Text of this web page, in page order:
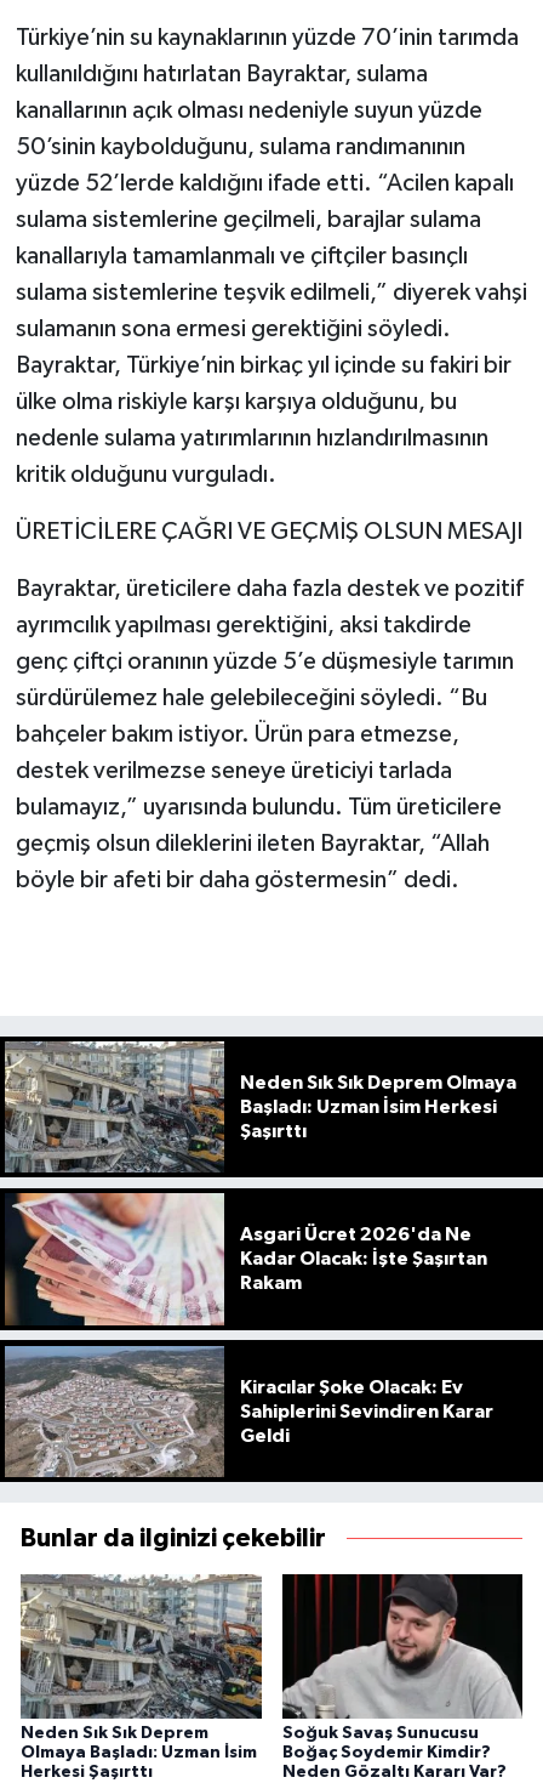
Türkiye’nin su kaynaklarının yüzde 70’inin tarımda
kullanıldığını hatırlatan Bayraktar, sulama
kanallarının açık olması nedeniyle suyun yüzde
50’sinin kaybolduğunu, sulama randımanının
yüzde 52’lerde kaldığını ifade etti. “Acilen kapalı
sulama sistemlerine geçilmeli, barajlar sulama
kanallarıyla tamamlanmalı ve çiftçiler basınçlı
sulama sistemlerine teşvik edilmeli,” diyerek vahşi
sulamanın sona ermesi gerektiğini söyledi.
Bayraktar, Türkiye’nin birkaç yıl içinde su fakiri bir
ülke olma riskiyle karşı karşıya olduğunu, bu
nedenle sulama yatırımlarının hızlandırılmasının
kritik olduğunu vurguladı.
ÜRETİCİLERE ÇAĞRI VE GEÇMİŞ OLSUN MESAJI
Bayraktar, üreticilere daha fazla destek ve pozitif
ayrımcılık yapılması gerektiğini, aksi takdirde
genç çiftçi oranının yüzde 5’e düşmesiyle tarımın
sürdürülemez hale gelebileceğini söyledi. “Bu
bahçeler bakım istiyor. Ürün para etmezse,
destek verilmezse seneye üreticiyi tarlada
bulamayız,” uyarısında bulundu. Tüm üreticilere
geçmiş olsun dileklerini ileten Bayraktar, “Allah
böyle bir afeti bir daha göstermesin” dedi.
Neden Sık Sık Deprem Olmaya
Başladı: Uzman İsim Herkesi
Şaşırttı
Asgari Ücret 2026'da Ne
Kadar Olacak: İşte Şaşırtan
Rakam
Kiracılar Şoke Olacak: Ev
Sahiplerini Sevindiren Karar
Geldi
Bunlar da ilginizi çekebilir
Neden Sık Sık Deprem
Olmaya Başladı: Uzman İsim
Herkesi Şaşırttı
Soğuk Savaş Sunucusu
Boğaç Soydemir Kimdir?
Neden Gözaltı Kararı Var?